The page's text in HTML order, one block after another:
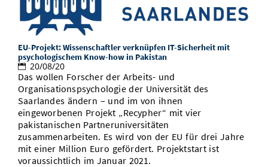
EU-Projekt: Wissenschaftler verknüpfen IT-Sicherheit mit
psychologischem Know-how in Pakistan
20/08/20
Das wollen Forscher der Arbeits- und
Organisationspsychologie der Universität des
Saarlandes ändern – und im von ihnen
eingeworbenen Projekt „Recypher“ mit vier
pakistanischen Partneruniversitäten
zusammenarbeiten. Es wird von der EU für drei Jahre
mit einer Million Euro gefördert. Projektstart ist
voraussichtlich im Januar 2021.